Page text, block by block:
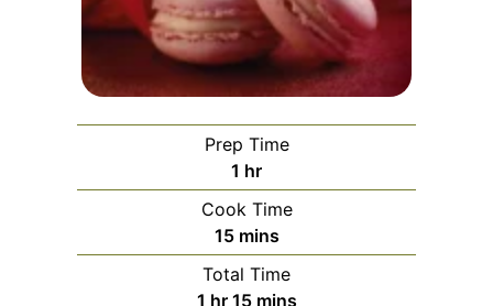
Prep Time
1 hour
hr
Cook Time
15minutes
mins
Total Time
1 hour
hr 15minutes
mins